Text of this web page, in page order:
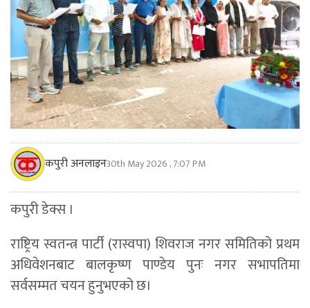
कपुरी अनलाइन30th May 2026 , 7:07 PM
कपुरी डेक्स ।
राष्ट्रिय स्वतन्त्र पार्टी (रास्वपा) शिवराज नगर समितिको प्रथम
अधिवेशनबाट बालकृष्ण पाण्डेय पुनः नगर सभापतिमा
सर्वसम्मत चयन हुनुभएको छ।